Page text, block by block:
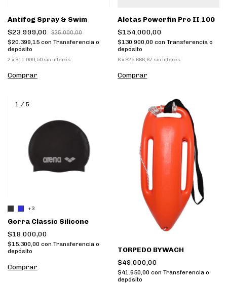
Antifog Spray & Swim
$23.999,00
$25.000,00
$20.399,15 con Transferencia o
depósito
2 x $11.999,50 sin interés
Comprar
Aletas Powerfin Pro II 100
$154.000,00
$130.900,00 con Transferencia o
depósito
6 x $25.666,67 sin interés
Comprar
1 / 5
+3
Gorra Classic Silicone
$18.000,00
$15.300,00 con Transferencia o
depósito
Comprar
TORPEDO BYWACH
$49.000,00
$41.650,00 con Transferencia o
depósito